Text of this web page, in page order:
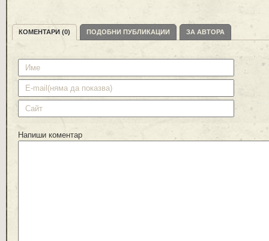
КОМЕНТАРИ (0) ПОДОБНИ ПУБЛИКАЦИИ ЗА АВТОРА
Напиши коментар